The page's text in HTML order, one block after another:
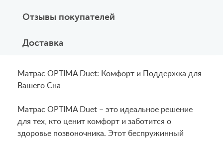
Отзывы покупателей
Доставка
Матрас OPTIMA Duet: Комфорт и Поддержка для
Вашего Сна
Матрас OPTIMA Duet – это идеальное решение
для тех, кто ценит комфорт и заботится о
здоровье позвоночника. Этот беспружинный